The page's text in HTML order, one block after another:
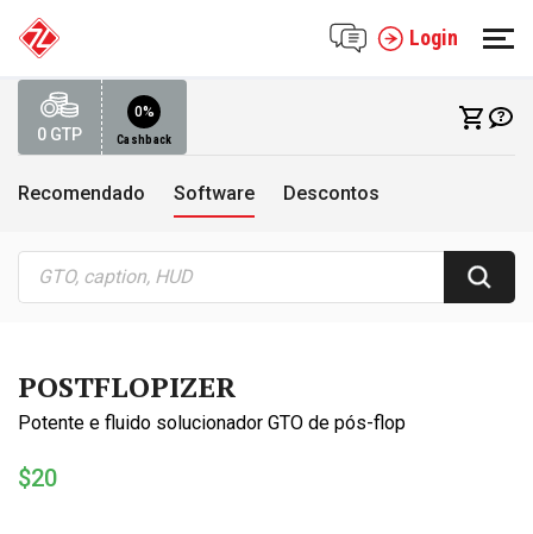
Login
Recomendado Software Descontos
0 GTP
0%
Cashback
POSTFLOPIZER
Potente e fluido solucionador GTO de pós-flop
$20